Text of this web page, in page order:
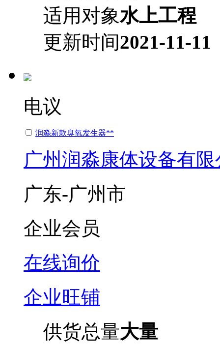
适用对象水上工程
更新时间2021-11-11
电议
润淼新款臭氧发生器**
广州润淼康体设备有
广东-广州市
企业会员
在线询价
企业旺铺
供货总量大量